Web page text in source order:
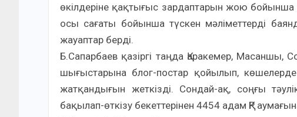
өкілдеріне қақтығыс зардаптарын жою
осы сағаты бойынша түскен мәліметтерді
жауаптар берді.
Б.Сапарбаев қазіргі таңда Қаракемер, Масаншы,
шығыстарына блог-постар қойылып, көшелерде
жатқандығын жеткізді. Сондай-ақ, соңғы
бақылап-өткізу бекеттерінен 4454 адам ҚР